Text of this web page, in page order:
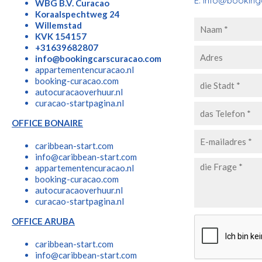
WBG B.V. Curacao
Koraalspechtweg 24
Willemstad
KVK 154157
+31639682807
info@bookingcarscuracao.com
appartementencuracao.nl
booking-curacao.com
autocuracaoverhuur.nl
curacao-startpagina.nl
OFFICE BONAIRE
caribbean-start.com
info@caribbean-start.com
appartementencuracao.nl
booking-curacao.com
autocuracaoverhuur.nl
curacao-startpagina.nl
OFFICE ARUBA
caribbean-start.com
info@caribbean-start.com